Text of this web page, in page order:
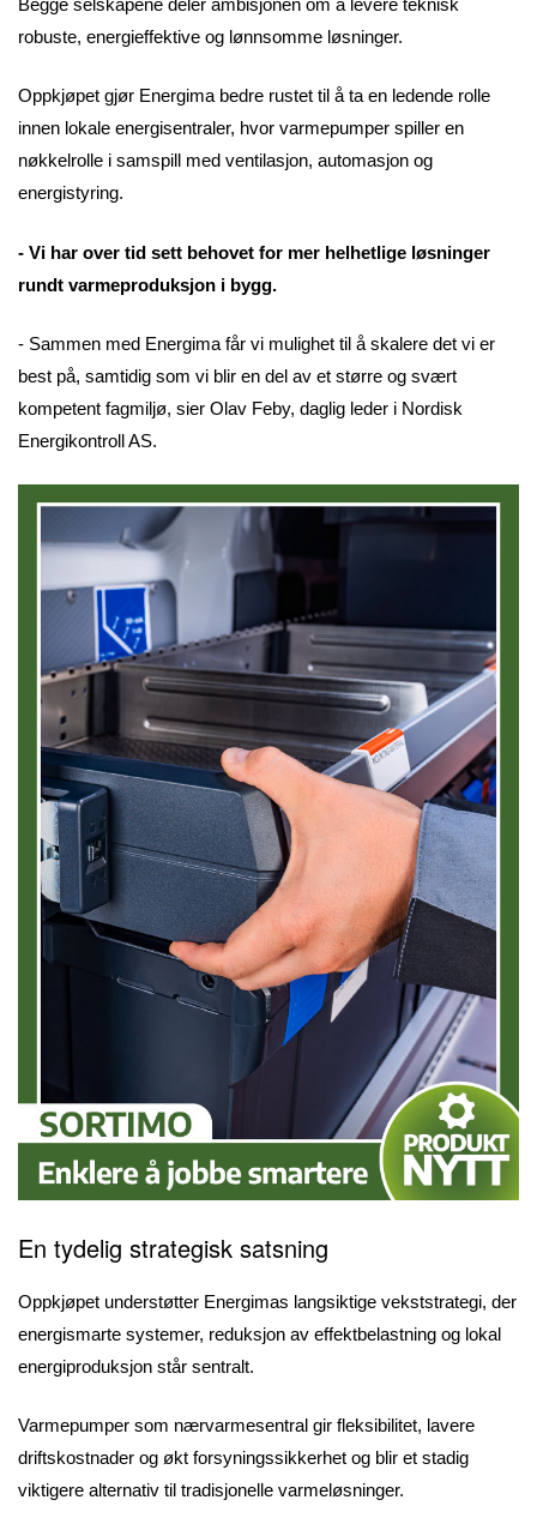
robuste, energieffektive og lønnsomme løsninger.
Oppkjøpet gjør Energima bedre rustet til å ta en ledende rolle
innen lokale energisentraler, hvor varmepumper spiller en
nøkkelrolle i samspill med ventilasjon, automasjon og
energistyring.
- Vi har over tid sett behovet for mer helhetlige løsninger
rundt varmeproduksjon i bygg.
- Sammen med Energima får vi mulighet til å skalere det vi er
best på, samtidig som vi blir en del av et større og svært
kompetent fagmiljø, sier Olav Feby, daglig leder i Nordisk
Energikontroll AS.
En tydelig strategisk satsning
Oppkjøpet understøtter Energimas langsiktige vekststrategi, der
energismarte systemer, reduksjon av effektbelastning og lokal
energiproduksjon står sentralt.
Varmepumper som nærvarmesentral gir fleksibilitet, lavere
driftskostnader og økt forsyningssikkerhet og blir et stadig
viktigere alternativ til tradisjonelle varmeløsninger.